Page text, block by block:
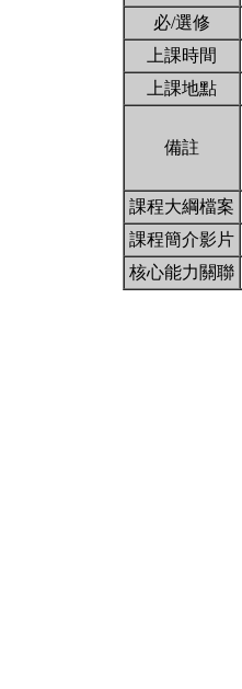
必/選修
上課時間
上課地點
備註
課程大綱檔案
課程簡介影片
核心能力關聯